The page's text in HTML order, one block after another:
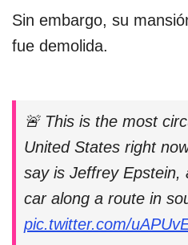
Sin embargo, su
fue demolida.
🚨 This is the most
United States right
say is Jeffrey Epstein,
car along a route in
pic.twitter.com/